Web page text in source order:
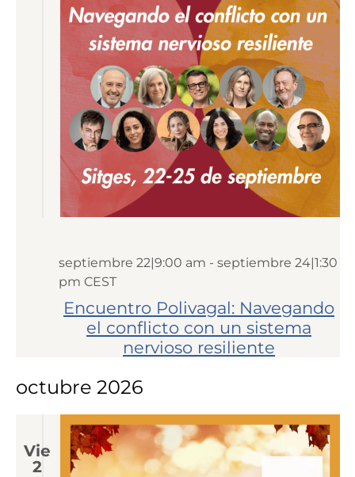
Encuentro Polivagal: Navegando
el conflicto con un sistema
nervioso resiliente
septiembre 22|9:00 am - septiembre 24|1:30
pm CEST
octubre 2026
Vie
2